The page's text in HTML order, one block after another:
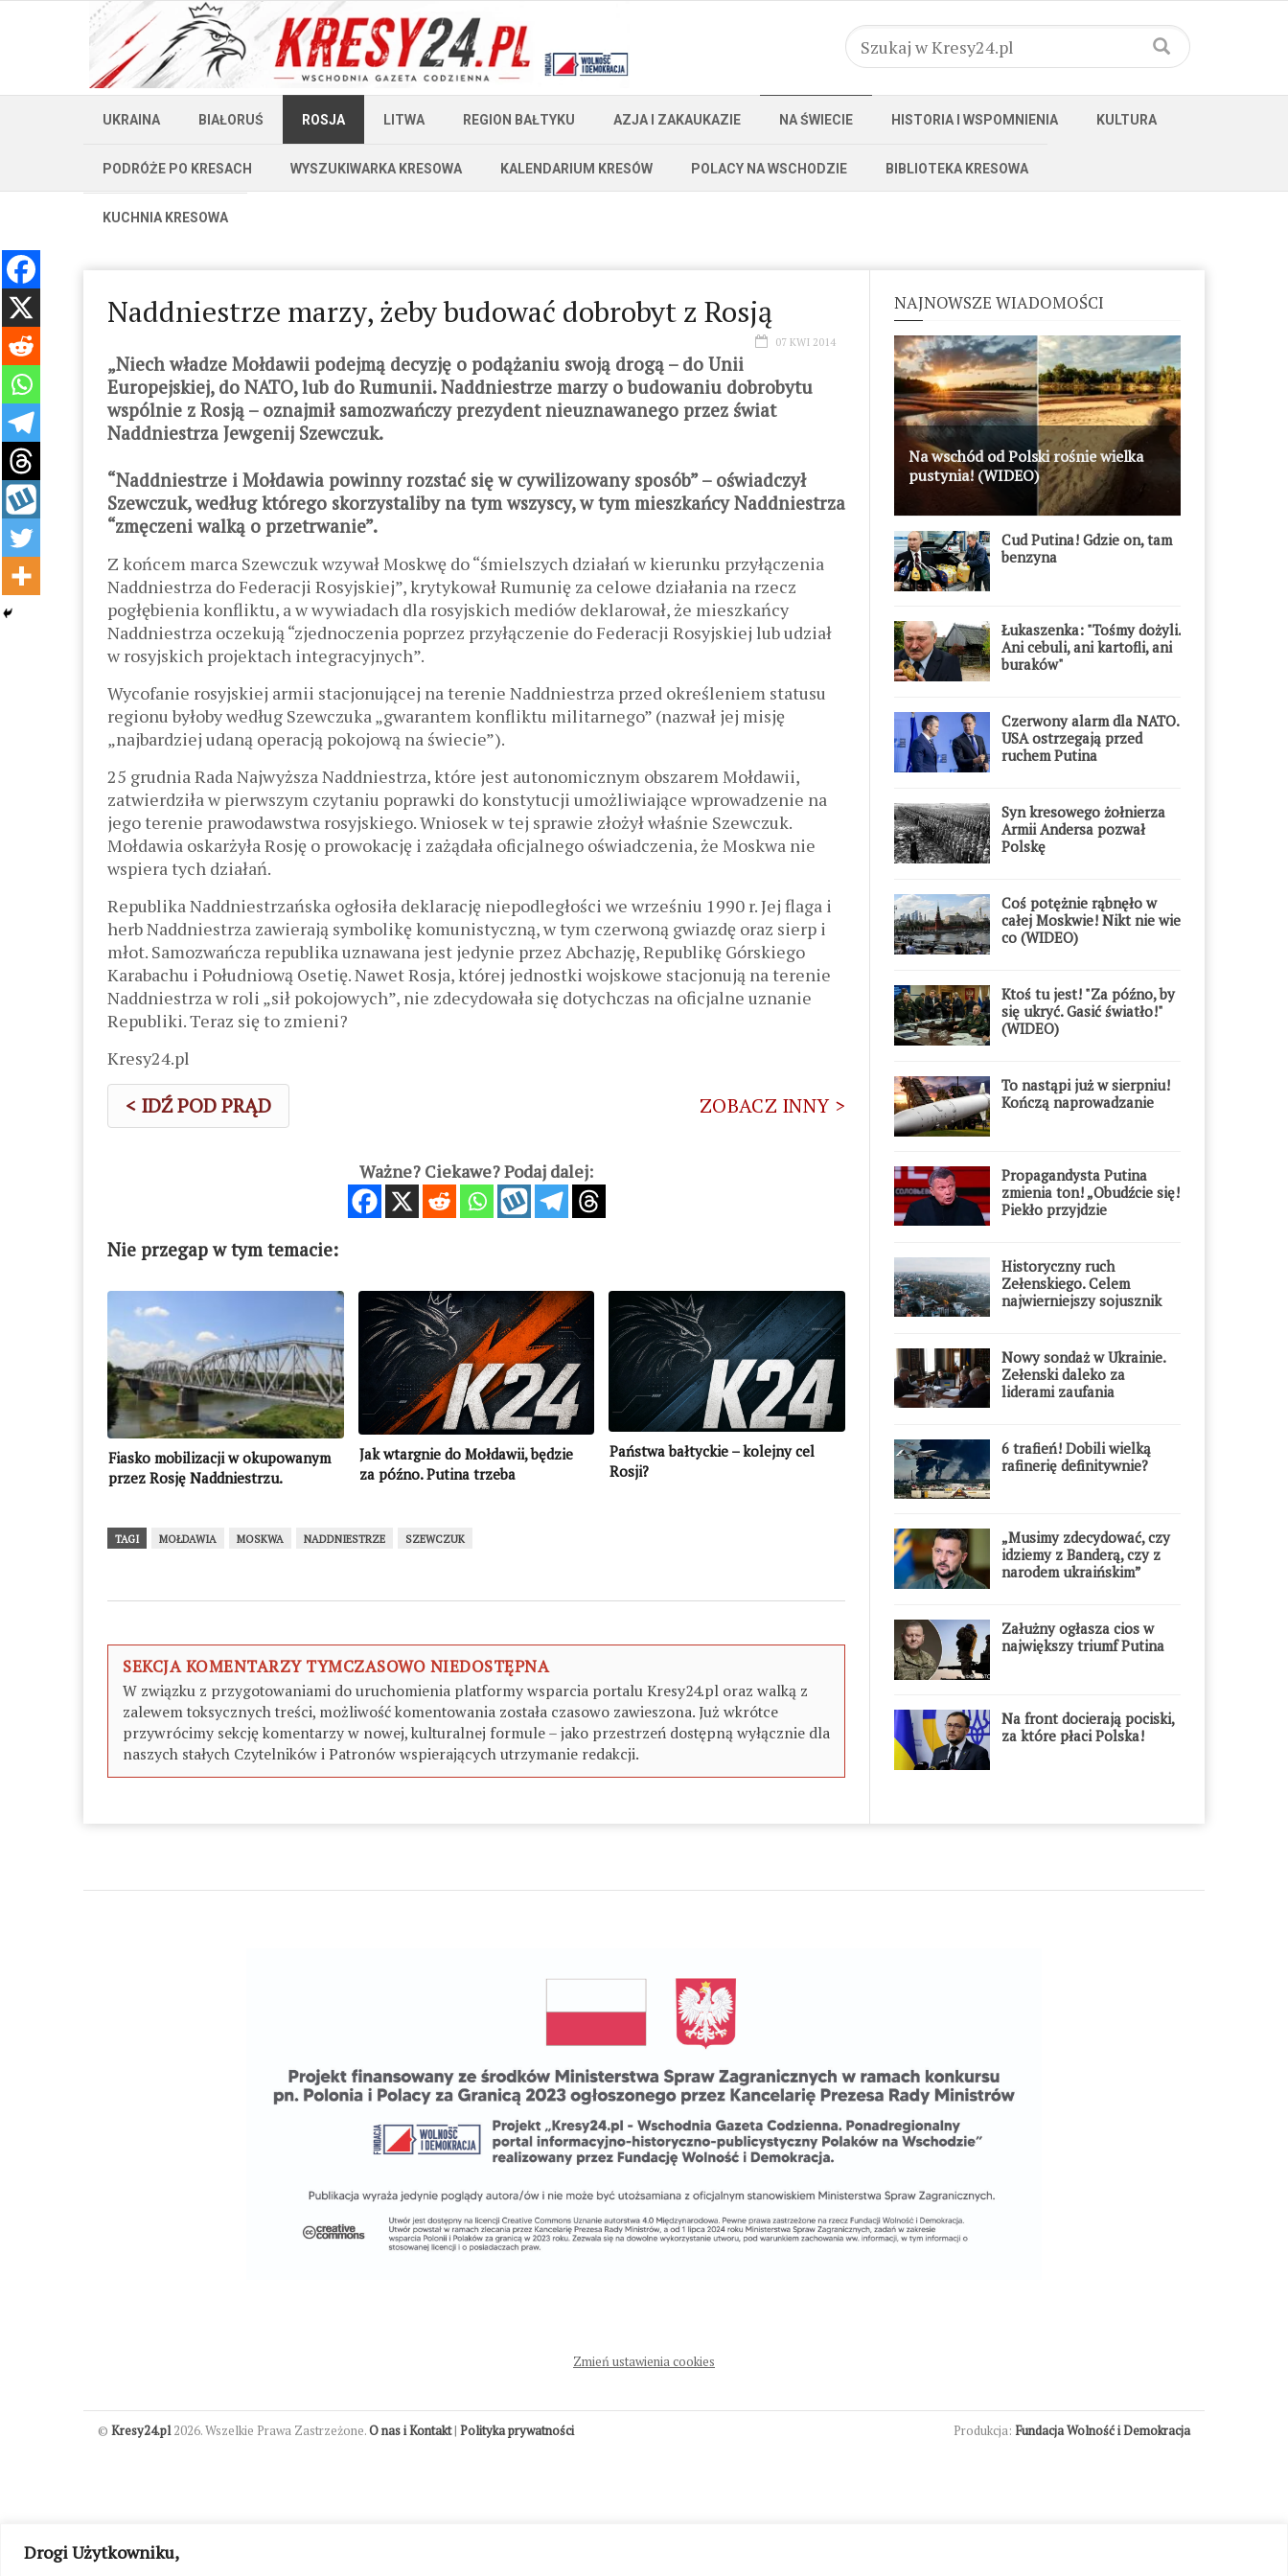
Drogi Użytkowniku,
UKRAINA BIAŁORUŚ ROSJA LITWA REGION BAŁTYKU AZJA I ZAKAUKAZIE NA ŚWIECIE HISTORIA I WSPOMNIENIA KULTURA
PODRÓŻE PO KRESACH WYSZUKIWARKA KRESOWA KALENDARIUM KRESÓW POLACY NA WSCHODZIE BIBLIOTEKA KRESOWA
KUCHNIA KRESOWA
Naddniestrze marzy, żeby budować dobrobyt z Rosją
07 KWI 2014
„Niech władze Mołdawii podejmą decyzję o podążaniu swoją drogą – do Unii
Europejskiej, do NATO, lub do Rumunii. Naddniestrze marzy o budowaniu dobrobytu
wspólnie z Rosją – oznajmił samozwańczy prezydent nieuznawanego przez świat
Naddniestrza Jewgenij Szewczuk.
“Naddniestrze i Mołdawia powinny rozstać się w cywilizowany sposób” – oświadczył
Szewczuk, według którego skorzystaliby na tym wszyscy, w tym mieszkańcy Naddniestrza
“zmęczeni walką o przetrwanie”.
Z końcem marca Szewczuk wzywał Moskwę do “śmielszych działań w kierunku przyłączenia
Naddniestrza do Federacji Rosyjskiej”, krytykował Rumunię za celowe działania na rzecz
pogłębienia konfliktu, a w wywiadach dla rosyjskich mediów deklarował, że mieszkańcy
Naddniestrza oczekują “zjednoczenia poprzez przyłączenie do Federacji Rosyjskiej lub udział
w rosyjskich projektach integracyjnych”.
Wycofanie rosyjskiej armii stacjonującej na terenie Naddniestrza przed określeniem statusu
regionu byłoby według Szewczuka „gwarantem konfliktu militarnego” (nazwał jej misję
„najbardziej udaną operacją pokojową na świecie”).
25 grudnia Rada Najwyższa Naddniestrza, które jest autonomicznym obszarem Mołdawii,
zatwierdziła w pierwszym czytaniu poprawki do konstytucji umożliwiające wprowadzenie na
jego terenie prawodawstwa rosyjskiego. Wniosek w tej sprawie złożył właśnie Szewczuk.
Mołdawia oskarżyła Rosję o prowokację i zażądała oficjalnego oświadczenia, że Moskwa nie
wspiera tych działań.
Republika Naddniestrzańska ogłosiła deklarację niepodległości we wrześniu 1990 r. Jej flaga i
herb Naddniestrza zawierają symbolikę komunistyczną, w tym czerwoną gwiazdę oraz sierp i
młot. Samozwańcza republika uznawana jest jedynie przez Abchazję, Republikę Górskiego
Karabachu i Południową Osetię. Nawet Rosja, której jednostki wojskowe stacjonują na terenie
Naddniestrza w roli „sił pokojowych”, nie zdecydowała się dotychczas na oficjalne uznanie
Republiki. Teraz się to zmieni?
Kresy24.pl
< IDŹ POD PRĄD ZOBACZ INNY >
Ważne? Ciekawe? Podaj dalej:
Nie przegap w tym temacie:
Fiasko mobilizacji w okupowanym
przez Rosję Naddniestrzu.
Jak wtargnie do Mołdawii, będzie
za późno. Putina trzeba
Państwa bałtyckie – kolejny cel
Rosji?
TAGI MOŁDAWIA MOSKWA NADDNIESTRZE SZEWCZUK
SEKCJA KOMENTARZY TYMCZASOWO NIEDOSTĘPNA
W związku z przygotowaniami do uruchomienia platformy wsparcia portalu Kresy24.pl oraz walką z
zalewem toksycznych treści, możliwość komentowania została czasowo zawieszona. Już wkrótce
przywrócimy sekcję komentarzy w nowej, kulturalnej formule – jako przestrzeń dostępną wyłącznie dla
naszych stałych Czytelników i Patronów wspierających utrzymanie redakcji.
NAJNOWSZE WIADOMOŚCI
Na wschód od Polski rośnie wielka
pustynia! (WIDEO)
Cud Putina! Gdzie on, tam
benzyna
Łukaszenka: "Tośmy dożyli.
Ani cebuli, ani kartofli, ani
buraków"
Czerwony alarm dla NATO.
USA ostrzegają przed
ruchem Putina
Syn kresowego żołnierza
Armii Andersa pozwał
Polskę
Coś potężnie rąbnęło w
całej Moskwie! Nikt nie wie
co (WIDEO)
Ktoś tu jest! "Za późno, by
się ukryć. Gasić światło!"
(WIDEO)
To nastąpi już w sierpniu!
Kończą naprowadzanie
Propagandysta Putina
zmienia ton! „Obudźcie się!
Piekło przyjdzie
Historyczny ruch
Zełenskiego. Celem
najwierniejszy sojusznik
Nowy sondaż w Ukrainie.
Zełenski daleko za
liderami zaufania
6 trafień! Dobili wielką
rafinerię definitywnie?
„Musimy zdecydować, czy
idziemy z Banderą, czy z
narodem ukraińskim”
Załużny ogłasza cios w
największy triumf Putina
Na front docierają pociski,
za które płaci Polska!
Zmień ustawienia cookies
© Kresy24.pl2026. Wszelkie Prawa Zastrzeżone.O nas i Kontakt| Polityka prywatności Produkcja: Fundacja Wolność i Demokracja